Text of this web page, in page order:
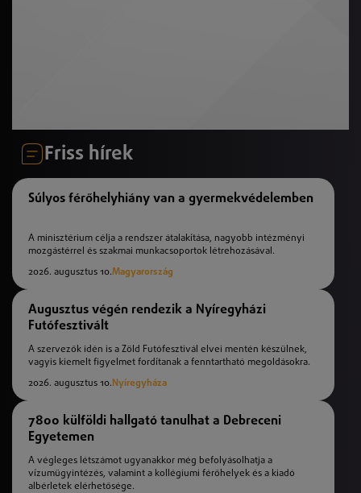
Friss hírek
Súlyos férőhelyhiány van a gyermekvédelemben
A minisztérium célja a rendszer átalakítása, nagyobb intézményi
mozgástérrel és szakmai munkacsoportok létrehozásával.
2026. augusztus 10.Magyarország
Augusztus végén rendezik a Nyíregyházi
Futófesztivált
A szervezők idén is a Zöld Futófesztivál elvei mentén készülnek,
vagyis kiemelt figyelmet fordítanak a fenntartható megoldásokra.
2026. augusztus 10. Nyíregyháza
7800 külföldi hallgató tanulhat a Debreceni
Egyetemen
A végleges létszámot ugyanakkor még befolyásolhatja a
vízumügyintézés, valamint a kollégiumi férőhelyek és a kiadó
albérletek elérhetősége.